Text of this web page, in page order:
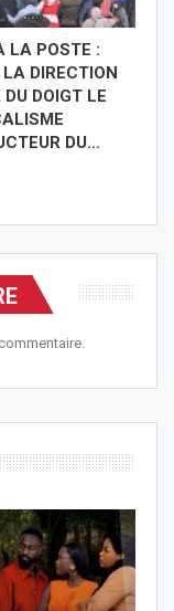
LA POSTE :
DIRECTION
DU DOIGT LE
DU…